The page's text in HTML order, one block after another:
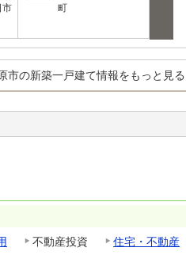
市
町
市の新築一戸建て情報をもっと見る
不動産投資
住宅・不動産